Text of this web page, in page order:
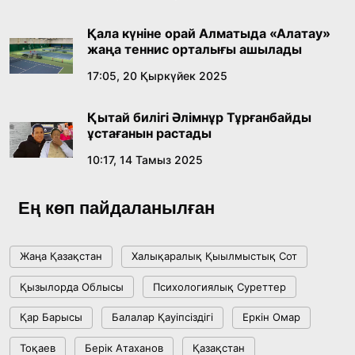
09:21, 21 Шілде 2026
Абайдың адам тәрбиесі туралы
18:59, 20 Шілде 2026
ме, әлде бәсекелесі ме?
Ұлттық архивтің ашылғанына 20 жыл: негізгі
жетістіктері мен даму бағыты
17:09, 20 Шілде 2026
Қала күніне орай Алматыда «Алатау»
жаңа теннис орталығы ашылады
17:05, 20 Қыркүйек 2025
Қытай билігі Әлімнұр Тұрғанбайды
ұстағанын растады
10:17, 14 Тамыз 2025
Ең көп пайдаланылған
Жаңа Қазақстан Халықаралық Қыылмыстық Сот
Қызылорда Облысы Психологиялық Суреттер
Қар Барысы Балалар Қауіпсіздігі Еркін Омар
Тоқаев Берік Атаханов Қазақстан